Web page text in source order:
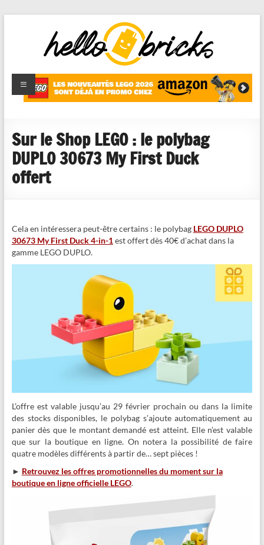
HelloBricks
Blog LEGO,
nouveaut�s
reviews
Sur le Shop LEGO : le polybag
DUPLO 30673 My First Duck
offert
Cela en intéressera peut-être certains : le polybag LEGO DUPLO
30673 My First Duck 4-in-1est offert dès 40€ d’achat dans la
gamme LEGO DUPLO.
L’offre est valable jusqu’au 29 février prochain ou dans la limite
des stocks disponibles, le polybag s’ajoute automatiquement au
panier dès que le montant demandé est atteint. Elle n’est valable
que sur la boutique en ligne. On notera la possibilité de faire
quatre modèles différents à partir de… sept pièces !
► Retrouvez les offres promotionnelles du moment sur la
boutique en ligne officielle LEGO.